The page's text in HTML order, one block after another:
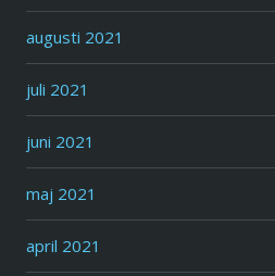
augusti 2021
juli 2021
juni 2021
maj 2021
april 2021